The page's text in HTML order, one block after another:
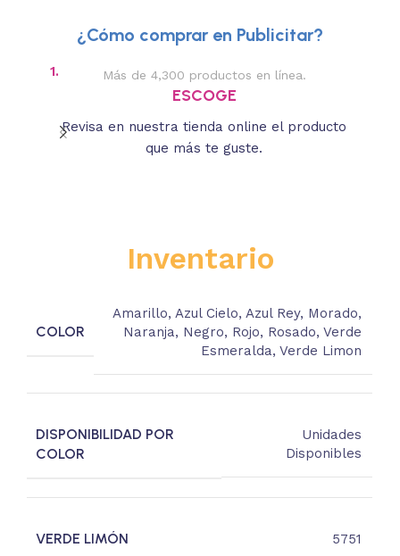
¿Cómo comprar en Publicitar?
1. Más de 4,300 productos en línea.
ESCOGE
Revisa en nuestra tienda online el producto
que más te guste.
Inventario
COLOR
Amarillo,Azul Cielo,Azul Rey, Morado,
Naranja, Negro, Rojo, Rosado,Verde
Esmeralda,Verde Limon
DISPONIBILIDAD POR
COLOR
Unidades
Disponibles
VERDE LIMÓN 5751